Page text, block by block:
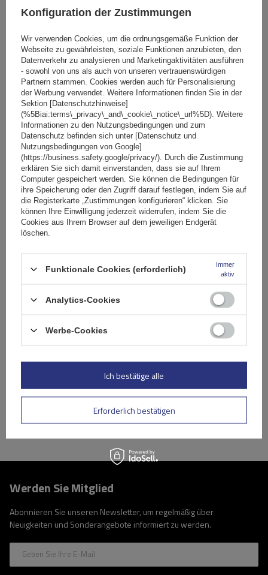
In den
Warenkorb
SONDERANGEBOT
Dachträger für offene Dachreling (schwarz)
52,40 €
In den
Werden Sie Mitglied
Abonnieren Sie unseren Newsletter, um regelmäßig über
Neuigkeiten und Sonderangebote informiert zu werden.
Geben Sie Ihre E-Mail
Konfiguration der Zustimmungen
Wir verwenden Cookies, um die ordnungsgemäße Funktion der
Webseite zu gewährleisten, soziale Funktionen anzubieten, den
Datenverkehr zu analysieren und Marketingaktivitäten ausführen
- sowohl von uns als auch von unseren vertrauenswürdigen
Partnern stammen. Cookies werden auch für Personalisierung
der Werbung verwendet. Weitere Informationen finden Sie in der
Sektion [Datenschutzhinweise]
(%5Biai:terms\_privacy\_and\_cookie\_notice\_url%5D). Weitere
Informationen zu den Nutzungsbedingungen und zum
Datenschutz befinden sich unter [Datenschutz und
Nutzungsbedingungen von Google]
(https://business.safety.google/privacy/). Durch die Zustimmung
erklären Sie sich damit einverstanden, dass sie auf Ihrem
Computer gespeichert werden. Sie können die Bedingungen für
ihre Speicherung oder den Zugriff darauf festlegen, indem Sie auf
die Registerkarte „Zustimmungen konfigurieren“ klicken. Sie
können Ihre Einwilligung jederzeit widerrufen, indem Sie die
Cookies aus Ihrem Browser auf dem jeweiligen Endgerät
löschen.
Funktionale Cookies (erforderlich)
Immer
aktiv
Analytics-Cookies
Werbe-Cookies
Erforderlich bestätigen
Ich bestätige alle